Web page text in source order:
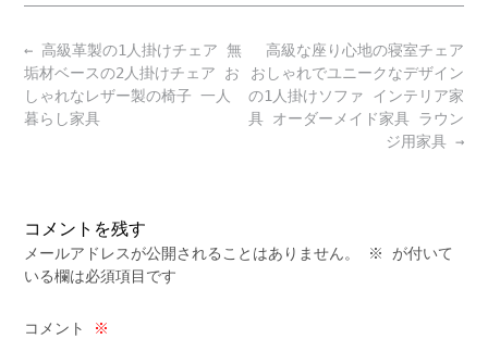
Post
navigation
高級な座り心地の寝室チェア
おしゃれでユニークなデザイン
の1人掛けソファ インテリア家
具 オーダーメイド家具 ラウン
ジ用家具 →
← 高級革製の1人掛けチェア 無
垢材ベースの2人掛けチェア お
しゃれなレザー製の椅子 一人
暮らし家具
コメントを残す
メールアドレスが公開されることはありません。 ※
が付いて
いる欄は必須項目です
コメント ※